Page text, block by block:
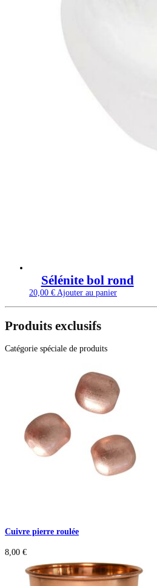
Sélénite bol rond
20,00 € Ajouter au panier
Produits exclusifs
Catégorie spéciale de produits
Cuivre pierre roulée
8,00 €